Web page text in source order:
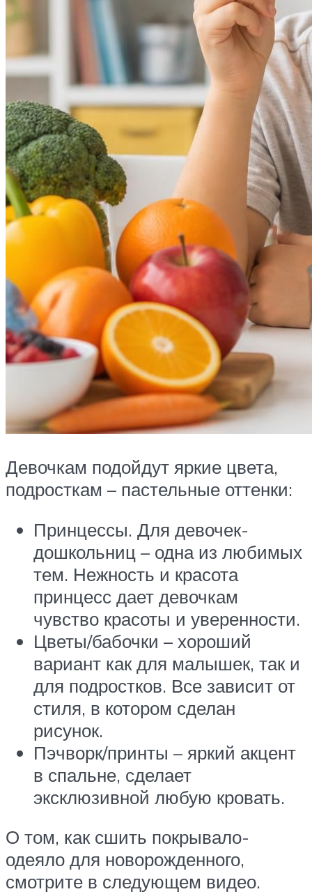
Девочкам подойдут яркие цвета,
подросткам – пастельные оттенки:
Принцессы. Для девочек-
дошкольниц – одна из любимых
тем. Нежность и красота
принцесс дает девочкам
чувство красоты и уверенности.
Цветы/бабочки – хороший
вариант как для малышек, так и
для подростков. Все зависит от
стиля, в котором сделан
рисунок.
Пэчворк/принты – яркий акцент
в спальне, сделает
эксклюзивной любую кровать.
О том, как сшить покрывало-
одеяло для новорожденного,
смотрите в следующем видео.